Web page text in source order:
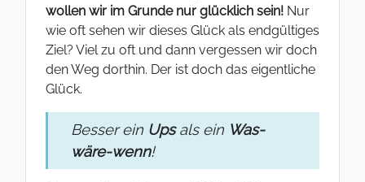
wollen wir im Grunde nur glücklich sein! Nur
wie oft sehen wir dieses Glück als endgültiges
Ziel? Viel zu oft und dann vergessen wir doch
den Weg dorthin. Der ist doch das eigentliche
Glück.
Besser ein Upsals ein Was-
wäre-wenn!